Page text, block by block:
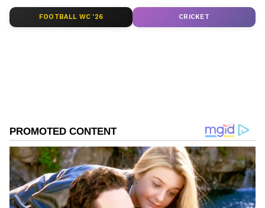
DOWNLOAD APP
RECOMMENDED STORIES
FOOTBALL WC '26 CRICKET